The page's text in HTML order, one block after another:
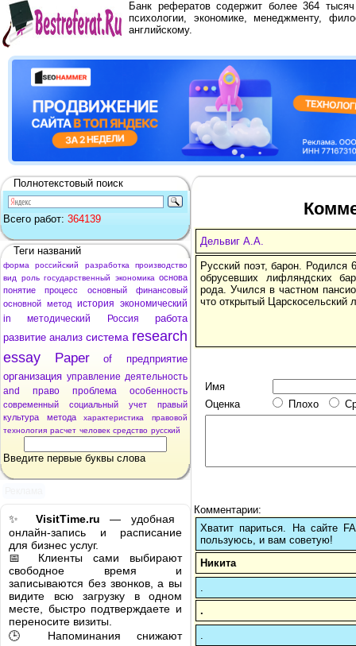
Банк рефератов содержит более 364
психологии, экономике, менеджменту,
английскому.
Полнотекстовый поиск
Всего работ: 364139
Теги названий
форма российский разработка
производство
вид
роль государственный экономика основа
понятие
процесс основный
финансовый
основной метод история экономический
in
методический Россия
работа
развитие анализ система research
essay
Paper of
предприятие
организация управление деятельность
and
право проблема особенность
современный социальный учет
правый
культура
метода характеристика
правовой
технология расчет человек средство русский
Введите первые буквы слова
✨ VisitTime.ru — удобная
онлайн-запись и расписание
для бизнес услуг.
📅 Клиенты сами выбирают
свободное время и
записываются без звонков, а вы
видите всю загрузку в одном
месте, быстро подтверждаете и
переносите визиты.
🕒 Напоминания снижают
Дельвиг А.А.
Русский поэт, барон. Родился
обрусевших лифляндских
рода. Учился в частном
что открытый Царскосельский
Имя
Оценка
Плохо
Комментарии:
Хватит париться. На сайте
пользуюсь, и вам советую!
Никита
.